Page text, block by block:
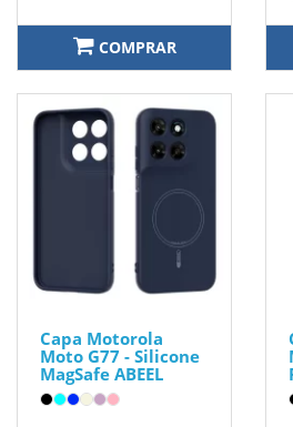
COMPRAR
Capa Motorola
Moto G77 - Silicone
MagSafe ABEEL